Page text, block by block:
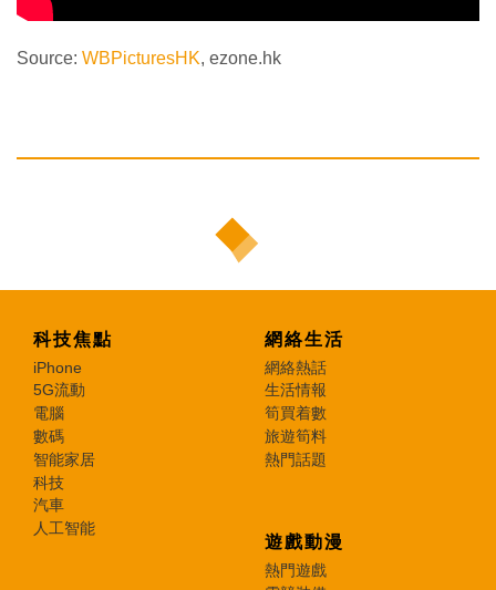
Source: WBPicturesHK, ezone.hk
科技焦點
iPhone
5G流動
電腦
數碼
智能家居
科技
汽車
人工智能
網絡生活
網絡熱話
生活情報
筍買着數
旅遊筍料
熱門話題
遊戲動漫
熱門遊戲